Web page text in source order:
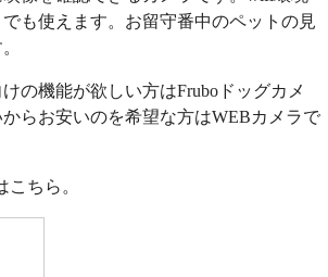
も使えます。お留守番中のペットの見
の機能が欲しい方はFruboドッグカメ
らお安いのを希望な方はWEBカメラで
こちら。